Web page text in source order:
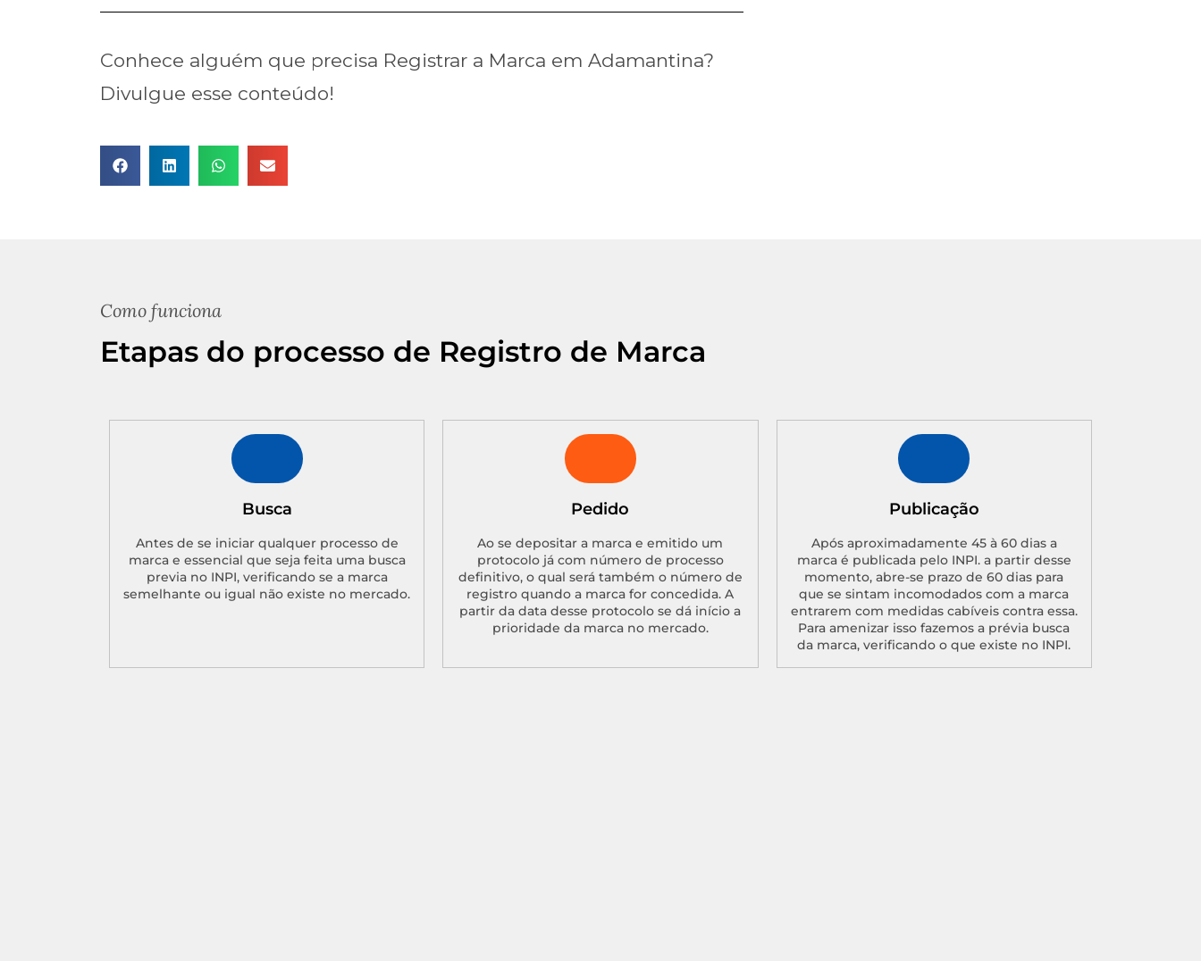
Conhece alguém que precisa Registrar a Marca em Adamantina?
Divulgue esse conteúdo!
Como funciona
Etapas do processo de Registro de Marca
Busca
Antes de se iniciar qualquer processo de
marca e essencial que seja feita uma busca
previa no INPI, verificando se a marca
semelhante ou igual não existe no mercado.
Pedido
Ao se depositar a marca e emitido um
protocolo já com número de processo
definitivo, o qual será também o número de
registro quando a marca for concedida. A
partir da data desse protocolo se dá início a
prioridade da marca no mercado.
Publicação
Após aproximadamente 45 à 60 dias a
marca é publicada pelo INPI. a partir desse
momento, abre-se prazo de 60 dias para
que se sintam incomodados com a marca
entrarem com medidas cabíveis contra essa.
Para amenizar isso fazemos a prévia busca
da marca, verificando o que existe no INPI.